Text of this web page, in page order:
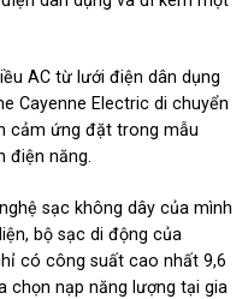
AC từ lưới điện dân dụng
Cayenne Electric di chuyển
cảm ứng đặt trong mẫu
điện năng.
sạc không dây của mình
bộ sạc di động của
có công suất cao nhất 9,6
chọn nạp năng lượng tại gia